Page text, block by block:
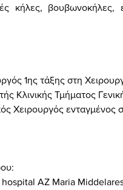
κήλες, βουβωνοκήλες,
1ης τάξης στη
Κλινικής Τμήματος
Χειρουργός
:
hospital AZ Maria